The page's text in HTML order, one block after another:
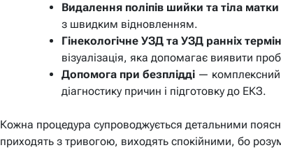
Видалення поліпів шийки та тіла матки
з швидким відновленням.
Гінекологічне УЗД та УЗД ранніх
візуалізація, яка допомагає виявити
Допомога при безплідді — комплексний
діагностику причин і підготовку до ЕКЗ.
Кожна процедура супроводжується детальними
приходять з тривогою, виходять спокійними, бо